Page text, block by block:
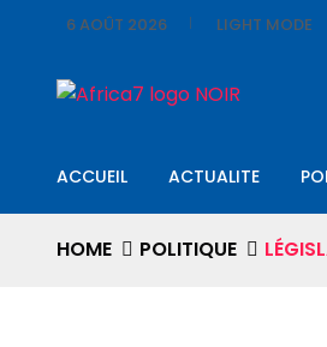
6 AOÛT 2026 LIGHT MODE
ACCUEIL ACTUALITE
HOME POLITIQUE